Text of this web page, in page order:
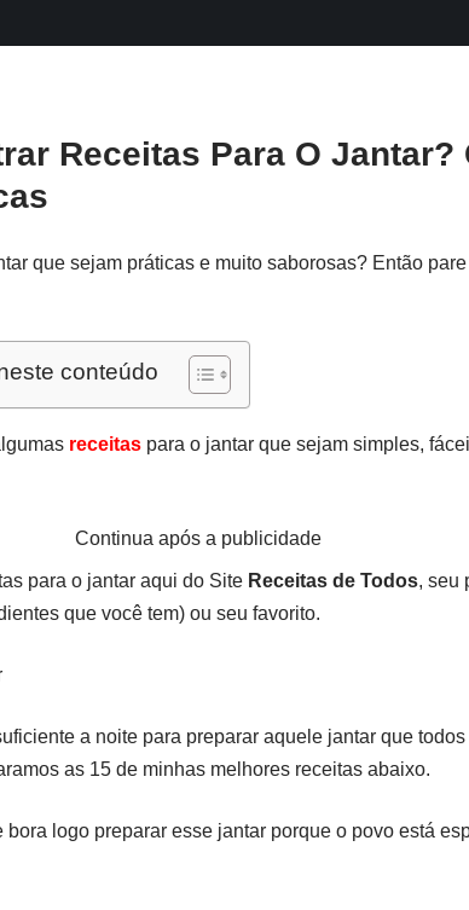
Receitas Para O Jantar?
que sejam práticas e muito saborosas? Então
conteúdo
receitas para o jantar que sejam simples,
Continua após a publicidade
para o jantar aqui do Site Receitas de Todos, seu
que você tem) ou seu favorito.
a noite para preparar aquele jantar que
as 15 de minhas melhores receitas abaixo.
logo preparar esse jantar porque o povo está